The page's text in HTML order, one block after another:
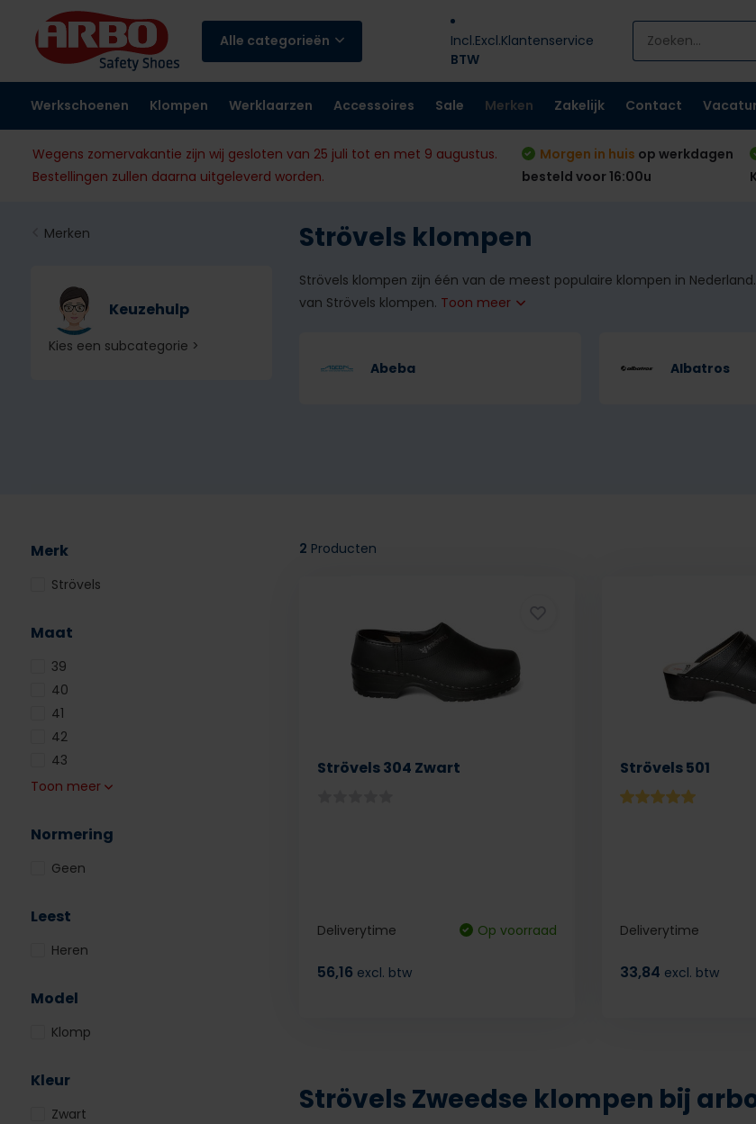
Alle categorieën Incl.Excl.
BTW
Klantenservice
Werkschoenen Klompen Werklaarzen Accessoires Sale Merken Zakelijk Contact
Wegens zomervakantie zijn wij gesloten van 25 juli tot en met 9 augustus.
Bestellingen zullen daarna uitgeleverd worden.
Morgen in huis op werkdagen
besteld voor 16:00u
Merken
Keuzehulp
Kies een subcategorie >
Strövels klompen
Strövels klompen zijn één van de meest populaire klompen in
van Strövels klompen. Toon meer
Abeba Albatros
Merk
Strövels
Maat
39
40
41
42
43
Toon meer
Normering
Geen
Leest
Heren
Model
Klomp
Kleur
Zwart
2 Producten
Strövels 304 Zwart
Deliverytime Op voorraad
56,16 excl. btw
Strövels 501
Deliverytime
33,84 excl. btw
Strövels Zweedse klompen bij